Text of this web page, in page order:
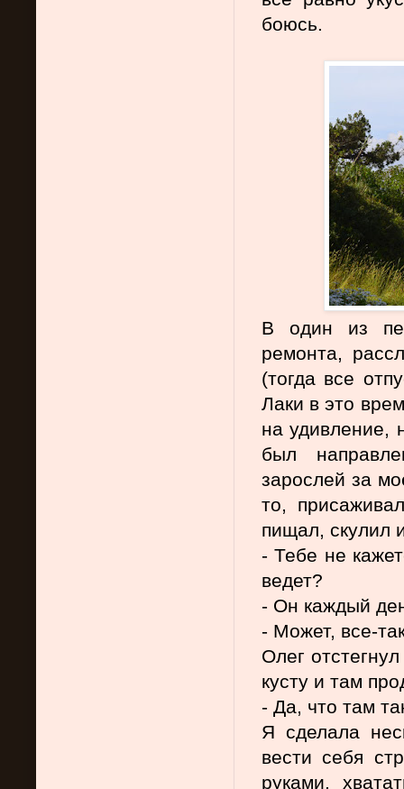
боюсь.
В один из
ремонта,
(тогда все
Лаки в это
на удивление,
был
зарослей за
то,
пищал, скулил
- Тебе не
ведет?
- Он каждый
- Может, все-
Олег
кусту и там
- Да, что там
Я сделала
вести себя
руками,